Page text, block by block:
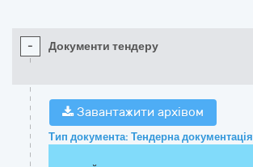
- Документи тендеру
Завантажити архівом
Тип документа: Тендерна документація